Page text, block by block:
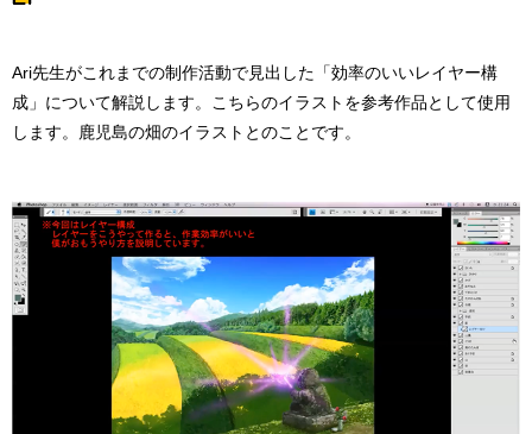
Ari先生がこれまでの制作活動で見出した「効率のいいレイヤー構
成」について解説します。こちらのイラストを参考作品として使用
します。鹿児島の畑のイラストとのことです。